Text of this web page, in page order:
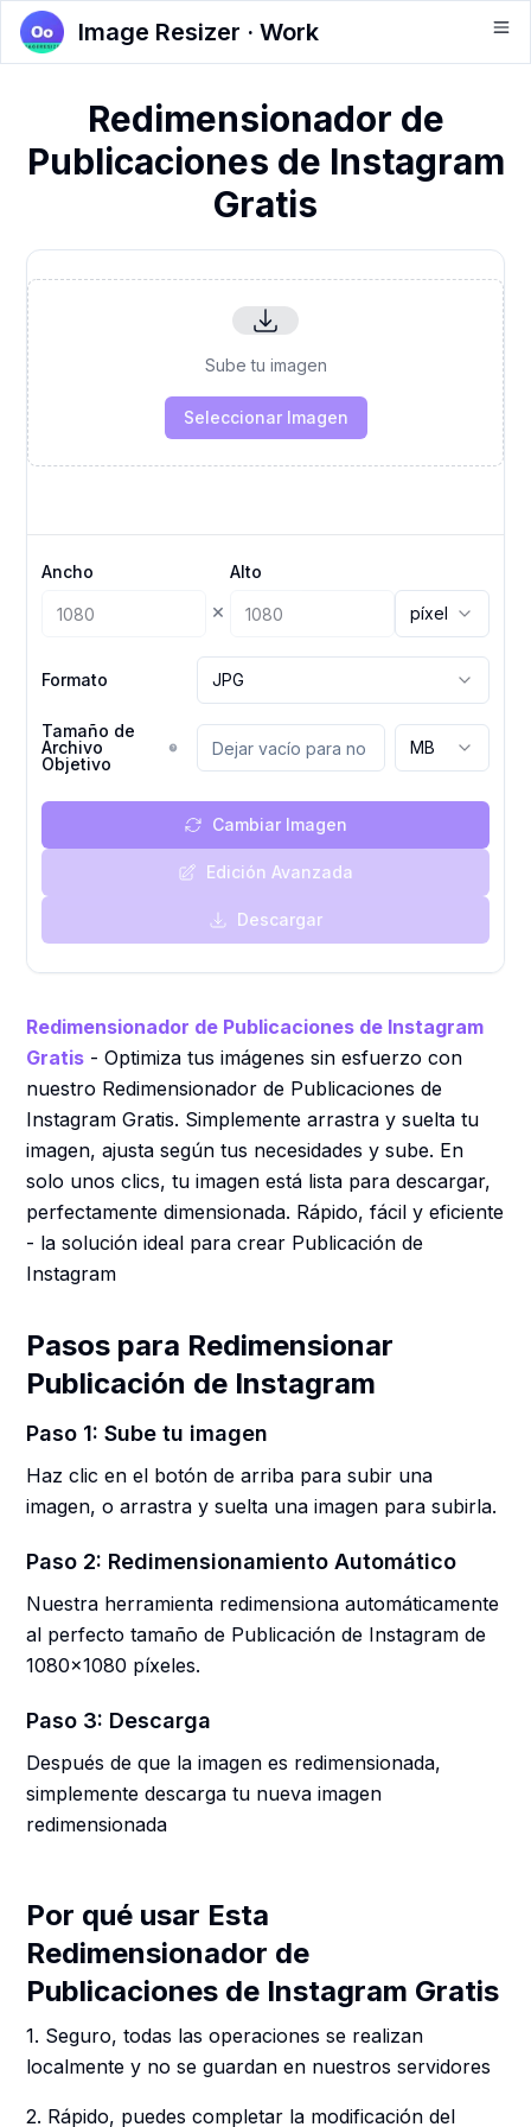
Image Resizer · Work
Redimensionador de
Publicaciones de Instagram
Gratis
Sube tu imagen
Seleccionar Imagen
Ancho
×
Alto
píxel
Formato JPG
Tamaño de
Archivo
Objetivo
MB
Cambiar Imagen
Edición Avanzada
Descargar
Redimensionador de Publicaciones de Instagram
Gratis - Optimiza tus imágenes sin esfuerzo con
nuestro Redimensionador de Publicaciones de
Instagram Gratis. Simplemente arrastra y suelta tu
imagen, ajusta según tus necesidades y sube. En
solo unos clics, tu imagen está lista para descargar,
perfectamente dimensionada. Rápido, fácil y eficiente
- la solución ideal para crear Publicación de
Instagram
Pasos para Redimensionar
Publicación de Instagram
Paso 1: Sube tu imagen
Haz clic en el botón de arriba para subir una
imagen, o arrastra y suelta una imagen para subirla.
Paso 2: Redimensionamiento Automático
Nuestra herramienta redimensiona automáticamente
al perfecto tamaño de Publicación de Instagram de
1080x1080 píxeles.
Paso 3: Descarga
Después de que la imagen es redimensionada,
simplemente descarga tu nueva imagen
redimensionada
Por qué usar Esta
Redimensionador de
Publicaciones de Instagram Gratis
1. Seguro, todas las operaciones se realizan
localmente y no se guardan en nuestros servidores
2. Rápido, puedes completar la modificación del